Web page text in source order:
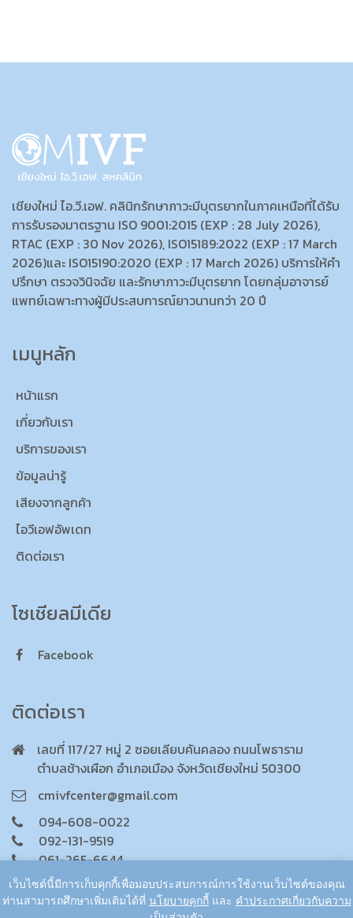
เชียงใหม่ ไอ.วี.เอฟ. คลินิกรักษาภาวะมีบุตรยากในภาคเหนือที่ได้รับ
การรับรองมาตรฐาน ISO 9001:2015 (EXP : 28 July 2026),
RTAC (EXP : 30 Nov 2026), ISO15189:2022 (EXP : 17 March
2026)และ ISO15190:2020 (EXP : 17 March 2026) บริการให้คำ
ปรึกษา ตรวจวินิจฉัย และรักษาภาวะมีบุตรยาก โดยกลุ่มอาจารย์
แพทย์เฉพาะทางผู้มีประสบการณ์ยาวนานกว่า 20 ปี
เมนูหลัก
หน้าแรก
เกี่ยวกับเรา
บริการของเรา
ข้อมูลน่ารู้
เสียงจากลูกค้า
ไอวีเอฟอัพเดท
ติดต่อเรา
โซเชียลมีเดีย
Facebook
ติดต่อเรา
เลขที่ 117/27 หมู่ 2 ซอยเลียบคันคลอง ถนนโพธาราม
ตำบลช้างเผือก อำเภอเมือง จังหวัดเชียงใหม่ 50300
cmivfcenter@gmail.com
094-608-0022
092-131-9519
061-265-6644
092-131-9514
093-130-0022
เว็บไซต์นี้มีการเก็บคุกกี้เพื่อมอบประสบการณ์การใช้งานเว็บไซต์ของคุณ
ท่านสามารถศึกษาเพิ่มเติมได้ที่ นโยบายคุกกี้และ คำประกาศเกี่ยวกับความ